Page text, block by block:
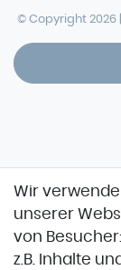
© Copyright 2026
Wir
unserer
von
z.B. Inhalte